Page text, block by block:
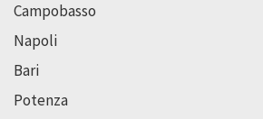
Campobasso
Napoli
Bari
Potenza